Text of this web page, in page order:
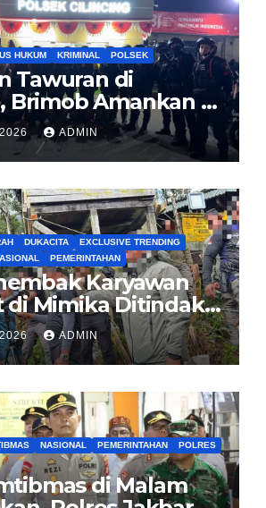
HUKUM KRIMINAL POLSEK
Tawuran di
Brimob Amankan 5
2 Bilah Parang
ADMIN
DUKACITA
EXCLUSIVE TRENDING
PEMERINTAHAN
Karyawan
di Mimika Ditindak
2026 di
2026 ADMIN
NASIONAL PEMERINTAHAN
POLRES
di Malam